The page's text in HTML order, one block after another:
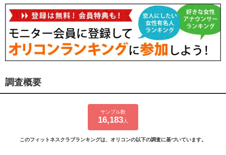
調査概要
サンプル数
16,183 人
このフィットネスクラブランキングは、オリコンの以下の調査に基づいています。